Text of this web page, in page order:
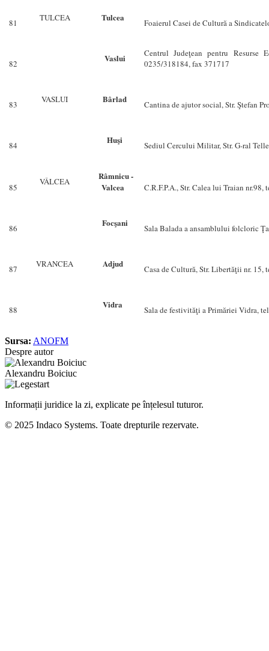
81 TULCEA Tulcea Foaierul Casei de Cultură a
82
VASLUI
Vaslui
Centrul Judeţean pentru Resurse
0235/318184, fax 371717
83 Bârlad Cantina de ajutor social, Str. Ştefan
84 Huşi Sediul Cercului Militar, Str. G-ral
85
VÂLCEA
Râmnicu -
Valcea
C.R.F.P.A., Str. Calea lui Traian
86
VRANCEA
Focşani Sala Balada a ansamblului folcloric
87 Adjud Casa de Cultură, Str. Libertăţii nr. 15,
88 Vidra Sala de festivităţi a Primăriei Vidra,
Sursa: ANOFM
Despre autor
Alexandru Boiciuc
Informații juridice la zi, explicate pe înțelesul tuturor.
© 2025 Indaco Systems. Toate drepturile rezervate.